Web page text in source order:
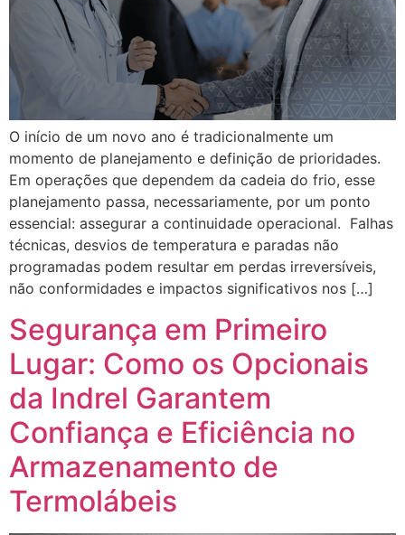
O início de um novo ano é tradicionalmente um
momento de planejamento e definição de prioridades.
Em operações que dependem da cadeia do frio, esse
planejamento passa, necessariamente, por um ponto
essencial: assegurar a continuidade operacional. Falhas
técnicas, desvios de temperatura e paradas não
programadas podem resultar em perdas irreversíveis,
não conformidades e impactos significativos nos […]
Segurança em Primeiro
Lugar: Como os Opcionais
da Indrel Garantem
Confiança e Eficiência no
Armazenamento de
Termolábeis